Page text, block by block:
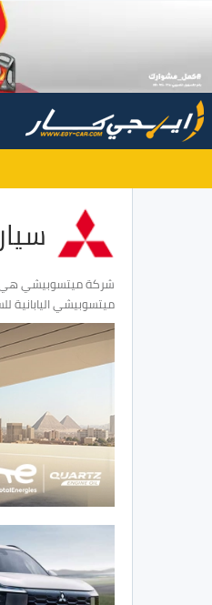
ميتسوبيشي اليابانية